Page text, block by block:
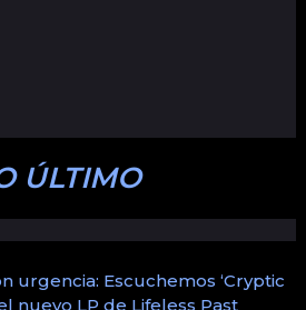
ÚLTIMO
urgencia: Escuchemos ‘Cryptic
nuevo LP de Lifeless Past